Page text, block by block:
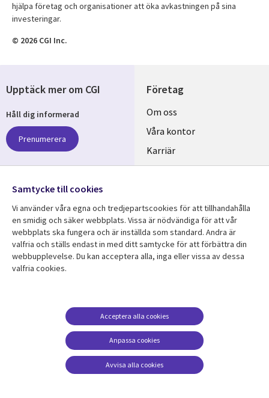
hjälpa företag och organisationer att öka avkastningen på sina
investeringar.
© 2026 CGI Inc.
Företag
Useful
links
SWEDEN
Om oss
Våra kontor
Karriär
Hållbarhet
Resurscenter
SWEDEN
SWEDEN
dataskydd
Accessibility
Terms of Use
Hantering av cookies
Upptäck mer om CGI
Håll dig informerad
Prenumerera
Följ oss
Social
Media
SWEDEN
Samtycke till cookies
Vi använder våra egna och tredjepartscookies för att tillhandahålla
en smidig och säker webbplats. Vissa är nödvändiga för att vår
webbplats ska fungera och är inställda som standard. Andra är
valfria och ställs endast in med ditt samtycke för att förbättra din
webbupplevelse. Du kan acceptera alla, inga eller vissa av dessa
valfria cookies.
Anpassa cookies
Acceptera alla cookies
Avvisa alla cookies